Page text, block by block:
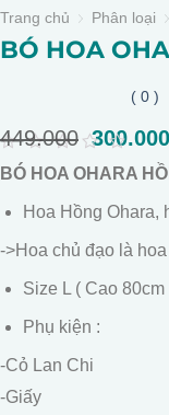
Trang chủ Phân loại
BÓ HOA
0
out
5
( 0 )
449.000 Giá
gốc
là:
300.000
BÓ HOA OHARA
Hoa Hồng Ohara,
->Hoa chủ đạo là
Size L ( Cao
Phụ kiện :
-Cỏ Lan Chi
-Giấy